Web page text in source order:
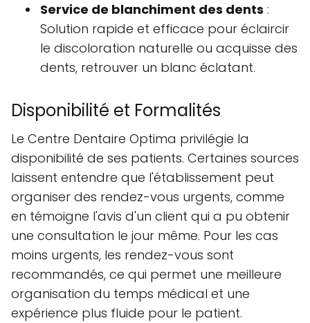
Service de blanchiment des dents :
Solution rapide et efficace pour éclaircir
le discoloration naturelle ou acquisse des
dents, retrouver un blanc éclatant.
Disponibilité et Formalités
Le Centre Dentaire Optima privilégie la
disponibilité de ses patients. Certaines sources
laissent entendre que l'établissement peut
organiser des rendez-vous urgents, comme
en témoigne l'avis d'un client qui a pu obtenir
une consultation le jour même. Pour les cas
moins urgents, les rendez-vous sont
recommandés, ce qui permet une meilleure
organisation du temps médical et une
expérience plus fluide pour le patient.